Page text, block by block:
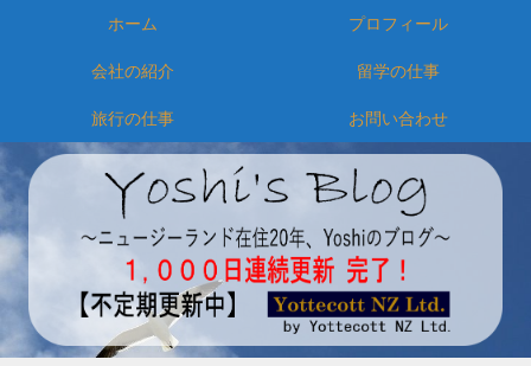
ホーム プロフィール
会社の紹介 留学の仕事
旅行の仕事 お問い合わせ